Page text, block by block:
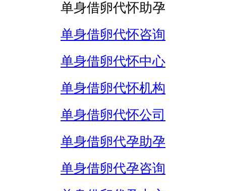
单身借卵代怀助孕
单身借卵代怀咨询
单身借卵代怀中心
单身借卵代怀机构
单身借卵代怀公司
单身借卵代孕助孕
单身借卵代孕咨询